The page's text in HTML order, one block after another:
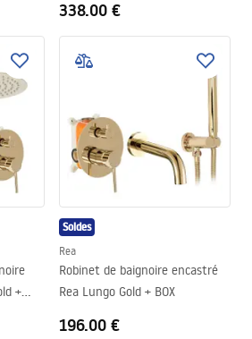
338.00 €
+
Soldes
Rea
Robinet de baignoire encastré
Rea Lungo Gold + BOX
196.00 €